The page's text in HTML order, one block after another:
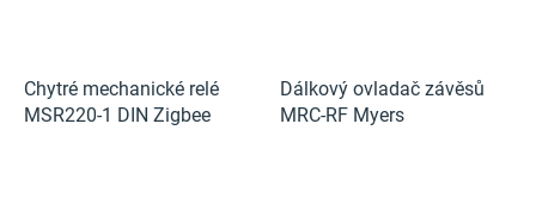
Chytré mechanické relé
MSR220-1 DIN Zigbee
Dálkový ovladač závěsů
MRC-RF Myers